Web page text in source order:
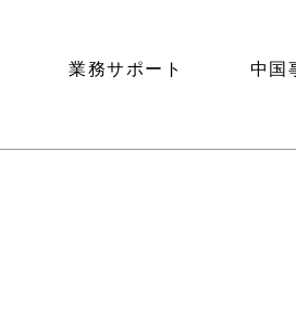
業務サポート 中国